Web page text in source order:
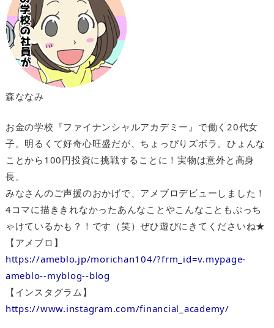
森ななみ
お金の学校『ファイナンシャルアカデミー』で働く20代女
子。明るくて好奇心旺盛だが、ちょっぴりズボラ。ひょんな
ことから100円投資に挑戦することに！実物は意外と高身
長。
みなさんのご声援のおかげで、アメブロデビューしました！
4コマに描ききれなかったあんなことやこんなこともぶっち
ゃけているかも？！です（笑）ぜひ遊びにきてくださいね★
【アメブロ】
https://ameblo.jp/morichan104/?frm_id=v.mypage-
ameblo--myblog--blog
【インスタグラム】
https://www.instagram.com/financial_academy/